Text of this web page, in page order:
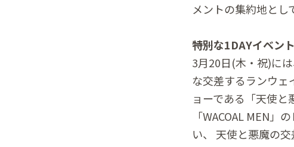
メントの集約地とし
――特別な1DAYイベン
3月20日(木・祝)に
な交差するランウェ
ョーである「天使
「WACOAL MEN
い、 天使と悪魔の交